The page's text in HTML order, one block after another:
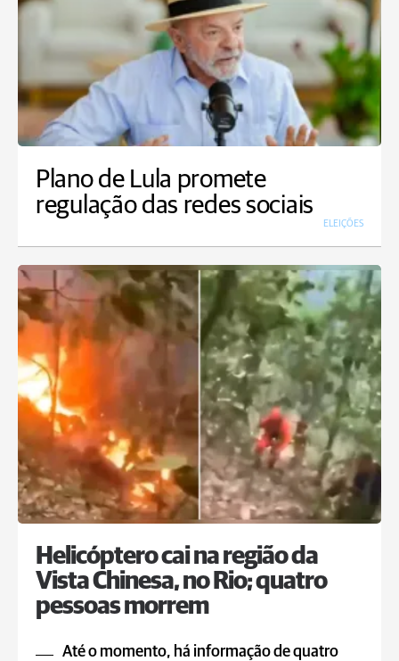
Plano de Lula promete
regulação das redes sociais
ELEIÇÕES
Helicóptero cai na região da
Vista Chinesa, no Rio; quatro
pessoas morrem
Até o momento, há informação de quatro